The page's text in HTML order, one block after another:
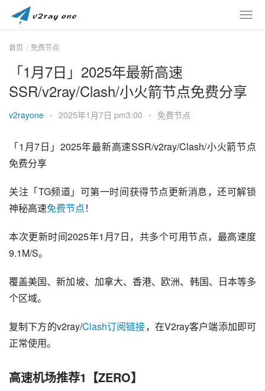
首页 免费节点
「1月7日」2025年最新高速
SSR/v2ray/Clash/小火箭节点免费分享
v2rayone • 2025年1月7日 pm3:00 • 免费节点
「1月7日」2025年最新高速SSR/v2ray/Clash/小火箭节点
免费分享
关注「TG频道」可第一时间获得节点更新消息，还可解锁
神秘高速免费节点！
本次更新时间2025年1月7日，共多个可用节点，最高速度
9.1M/S。
覆盖美国、新加坡、加拿大、香港、欧洲、韩国、日本等多
个区域。
复制下方的v2ray/Clash订阅链接，在V2ray客户端添加即可
正常使用。
高速机场推荐1【ZERO】